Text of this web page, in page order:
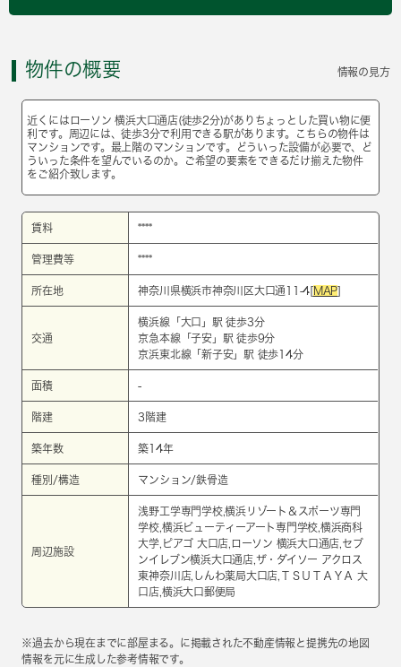
物件の概要 情報の見方
近くにはローソン 横浜大口通店(徒歩2分)がありちょっとした買い物に便
利です。周辺には、徒歩3分で利用できる駅があります。こちらの物件は
マンションです。最上階のマンションです。どういった設備が必要で、ど
ういった条件を望んでいるのか。ご希望の要素をできるだけ揃えた物件
をご紹介致します。
賃料 ****
管理費等 ****
所在地 神奈川県横浜市神奈川区大口通11-4[ MAP
交通
横浜線 「 大口
」駅 徒歩3分
京急本線 「子安」駅 徒歩9分
京浜東北線 「新子安」駅 徒歩14分
面積 -
階建 3階建
築年数 築14年
種別/構造 マンション/鉄骨造
周辺施設
浅野工学専門学校,横浜リゾート＆スポーツ専門
学校,横浜ビューティーアート専門学校,横浜商科
大学,ピアゴ 大口店,ローソン 横浜大口通店,セブ
ンイレブン横浜大口通店,ザ・ダイソー アクロス
東神奈川店,しんわ薬局大口店,ＴＳＵＴＡＹＡ 大
口店,横浜大口郵便局
※過去から現在までに部屋まる。に掲載された不動産情報と提携先の地図
情報を元に生成した参考情報です。